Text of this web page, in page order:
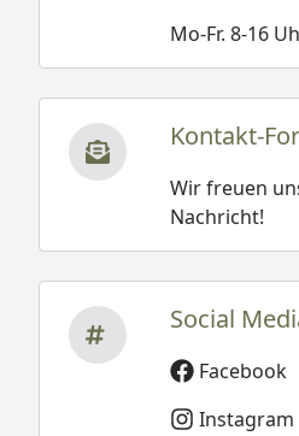
Mo-Fr. 8-16
Kontakt-
Wir freuen
Nachricht!
Social
Facebook
Instagram